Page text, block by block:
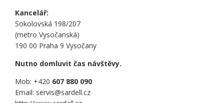
Kancelář:
Sokolovská 198/207
(metro Vysočanská)
190 00 Praha 9 Vysočany
Nutno domluvit čas návštěvy.
Mob: +420 607 880 090
Email: servis@sardell.cz